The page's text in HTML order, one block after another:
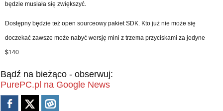
będzie musiała się zwiększyć.
Dostępny będzie też open sourceowy pakiet SDK. Kto już nie może się
doczekać zawsze może nabyć wersję mini z trzema przyciskami za jedyne
$140.
Bądź na bieżąco - obserwuj:
PurePC.pl na Google News